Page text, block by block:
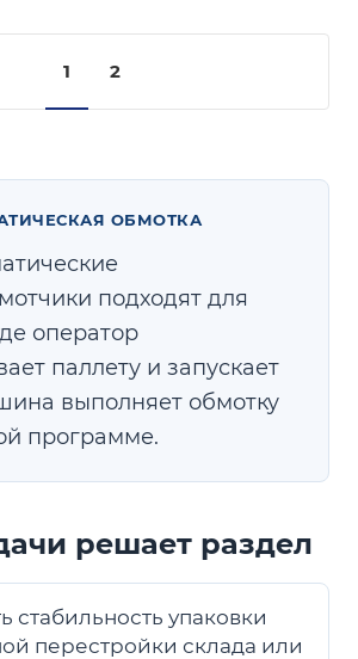
1 2
ОБМОТКА
подходят для
оператор
паллету и запускает
выполняет обмотку
программе.
решает раздел
стабильность упаковки
перестройки склада или